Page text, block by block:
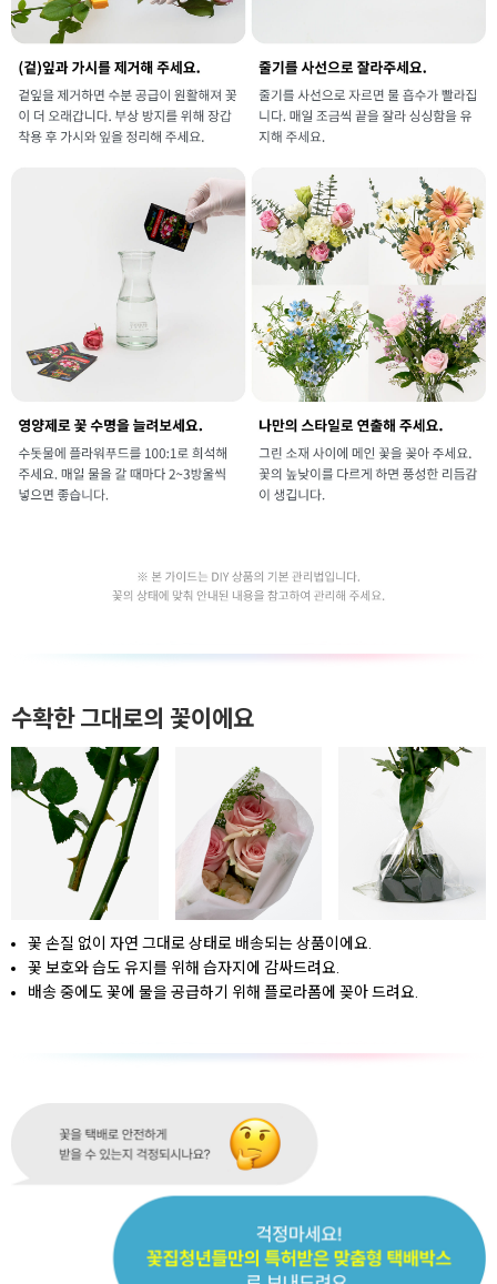
수확한 그대로의 꽃이에요
꽃 손질 없이 자연 그대로 상태로 배송되는 상품이에요.
꽃 보호와 습도 유지를 위해 습자지에 감싸드려요.
배송 중에도 꽃에 물을 공급하기 위해 플로라폼에 꽂아 드려요.